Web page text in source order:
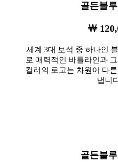
골든블
￦
세계 3대 보석 중 하나인
로 매력적인 바틀라인과
컬러의 로고는 차원이 다
냅니
골든블